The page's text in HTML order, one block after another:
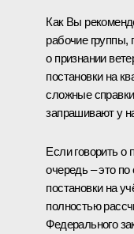
Как Вы
рабочие группы,
о признании
постановки на
сложные
запрашивают у
Если говорить о
очередь – это
постановки на
полностью
Федерального